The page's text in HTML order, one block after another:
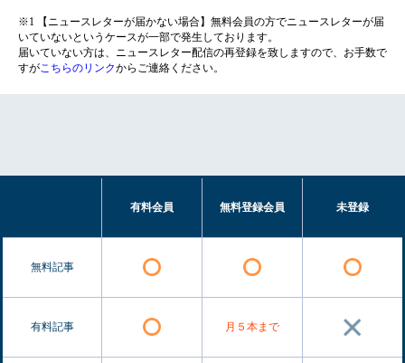
※1 【ニュースレターが届かない場合】無料会員の方でニュースレターが届
いていないというケースが一部で発生しております。
届いていない方は、ニュースレター配信の再登録を致しますので、お手数で
すがこちらのリンクからご連絡ください。
有料会員 無料登録会員 未登録
無料記事
有料記事 月５本まで